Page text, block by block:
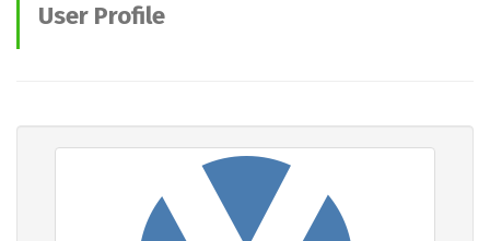
User Profile